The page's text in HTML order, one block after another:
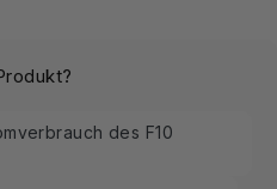
des F10